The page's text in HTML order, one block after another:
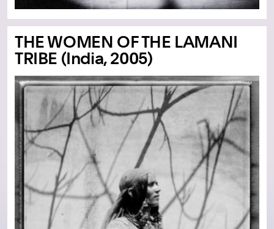
THE WOMEN OF THE LAMANI
TRIBE (India, 2005)